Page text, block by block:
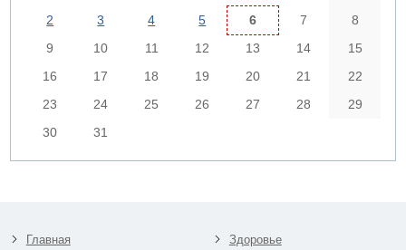
2
3 4 5 6 7
8
9
10 11 12 13 14
15
16
17 18 19 20 21
22
23
24 25 26 27 28
29
30
31
Главная
Здоровье